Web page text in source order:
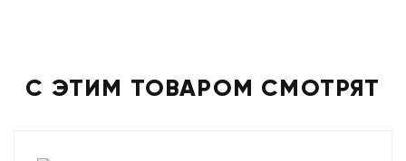
С ЭТИМ ТОВАРОМ СМОТРЯТ